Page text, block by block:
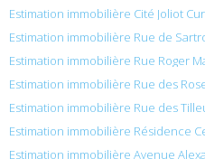
Estimation immobilière Cité Joliot
Estimation immobilière Rue de
Estimation immobilière Rue Roger
Estimation immobilière Rue des
Estimation immobilière Rue des
Estimation immobilière Résidence
Estimation immobilière Avenue